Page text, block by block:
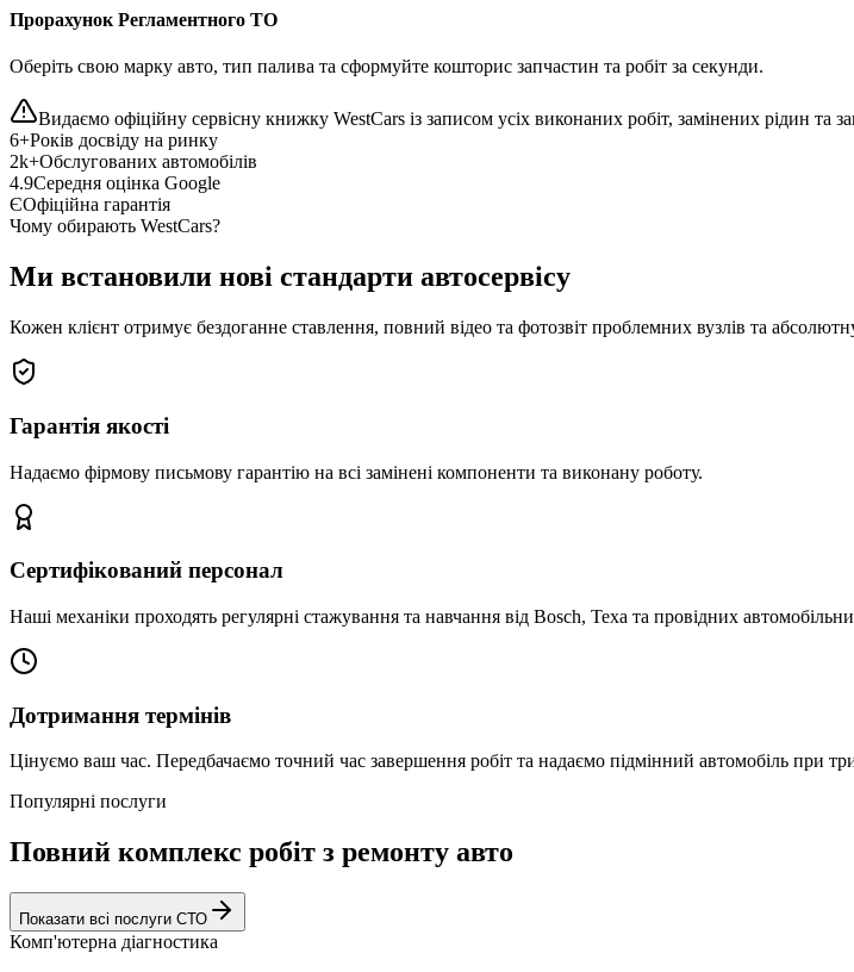
Прорахунок Регламентного ТО
Оберіть свою марку авто, тип палива та сформуйте кошторис запчастин та робіт за секунди.
Видаємо офіційну сервісну книжку WestCars із записом усіх виконаних робіт, замінених рідин та
6+Років досвіду на ринку
2k+Обслугованих автомобілів
4.9Середня оцінка Google
ЄОфіційна гарантія
Чому обирають WestCars?
Ми встановили нові стандарти автосервісу
Кожен клієнт отримує бездоганне ставлення, повний відео та фотозвіт проблемних вузлів та
Гарантія якості
Надаємо фірмову письмову гарантію на всі замінені компоненти та виконану роботу.
Сертифікований персонал
Наші механіки проходять регулярні стажування та навчання від Bosch, Texa та провідних
Дотримання термінів
Цінуємо ваш час. Передбачаємо точний час завершення робіт та надаємо підмінний автомобіль при
Популярні послуги
Повний комплекс робіт з ремонту авто
Показати всі послуги СТО
Комп'ютерна діагностика